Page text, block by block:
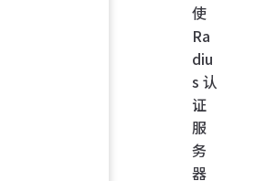
使
Ra
diu
s 认
证
服
务
器